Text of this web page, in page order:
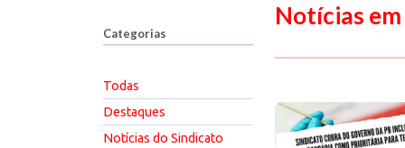
Categorias
Todas
Destaques
Notícias do Sindicato
Notícias